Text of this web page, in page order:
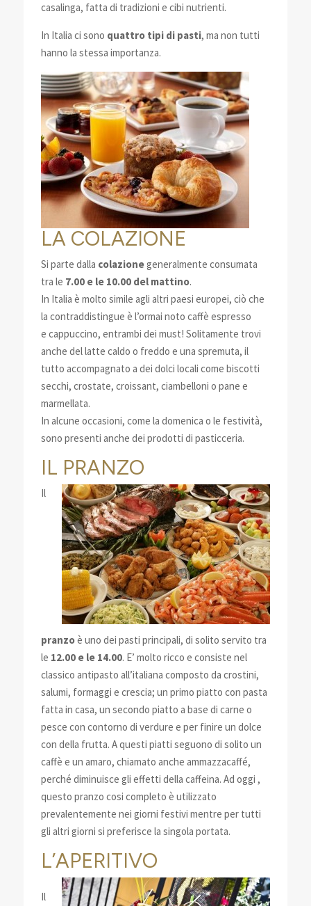
casalinga, fatta di tradizioni e cibi nutrienti.
In Italia ci sono quattro tipi di pasti, ma non tutti
hanno la stessa importanza.
LA COLAZIONE
Si parte dalla colazionegeneralmente consumata
tra le 7.00 e le 10.00 del mattino.
In Italia è molto simile agli altri paesi europei, ciò che
la contraddistingue è l’ormai noto caffè espresso
e cappuccino, entrambi dei must! Solitamente trovi
anche del latte caldo o freddo e una spremuta, il
tutto accompagnato a dei dolci locali come biscotti
secchi, crostate, croissant, ciambelloni o pane e
marmellata.
In alcune occasioni, come la domenica o le festività,
sono presenti anche dei prodotti di pasticceria.
IL PRANZO
Il
pranzoè uno dei pasti principali, di solito servito tra
le 12.00 e le 14.00. E’ molto ricco e consiste nel
classico antipasto all’italiana composto da crostini,
salumi, formaggi e crescia; un primo piatto con pasta
fatta in casa, un secondo piatto a base di carne o
pesce con contorno di verdure e per finire un dolce
con della frutta. A questi piatti seguono di solito un
caffè e un amaro, chiamato anche ammazzacaffé,
perché diminuisce gli effetti della caffeina. Ad oggi ,
questo pranzo cosi completo è utilizzato
prevalentemente nei giorni festivi mentre per tutti
gli altri giorni si preferisce la singola portata.
L’APERITIVO
Il